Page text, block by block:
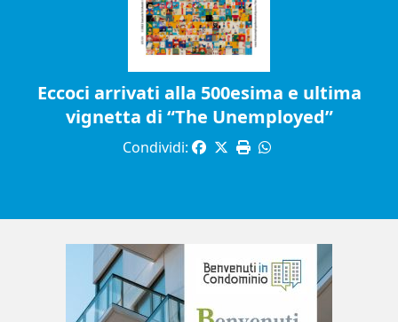
Eccoci arrivati alla 500esima e ultima
vignetta di “The Unemployed”
Condividi: